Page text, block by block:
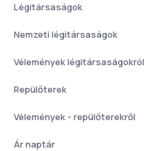
Légitársaságok
Nemzeti légitársaságok
Vélemények légitársaságokról
Repülőterek
Vélemények - repülőterekről
Ár naptár